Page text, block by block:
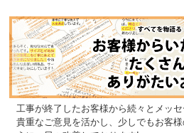
工事が終了したお客様から続々とメッ
貴重なご意見を活かし、少しでもお客